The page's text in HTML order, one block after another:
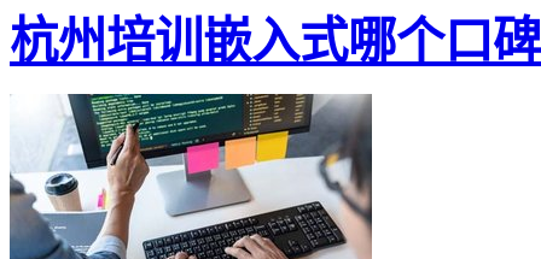
杭州培训嵌入式哪个口